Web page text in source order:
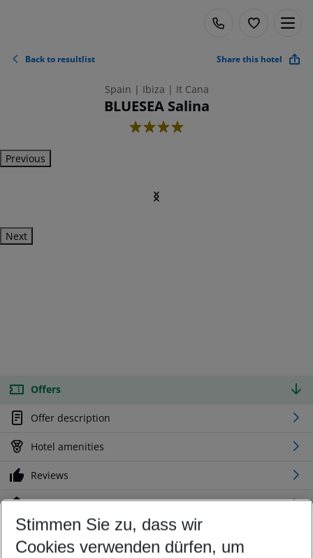
Back to resultlist Share this hotel
Spain | Ibiza | It Cana
BLUESEA Salina
4
Previous
Next
Offers
Offer description
Hotel amenities
Reviews
Location
Customize your offer
Stimmen Sie zu, dass wir
Cookies verwenden dürfen, um